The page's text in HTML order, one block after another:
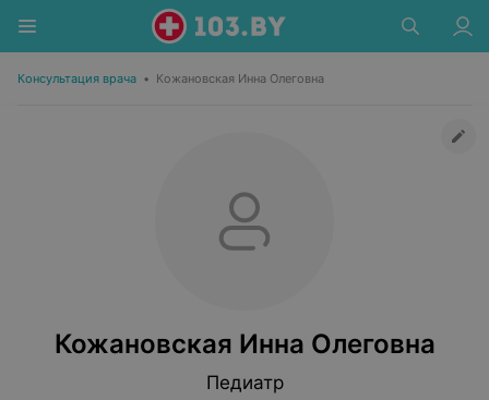
Консультация врача • Кожановская Инна Олеговна
Кожановская Инна Олеговна
Педиатр